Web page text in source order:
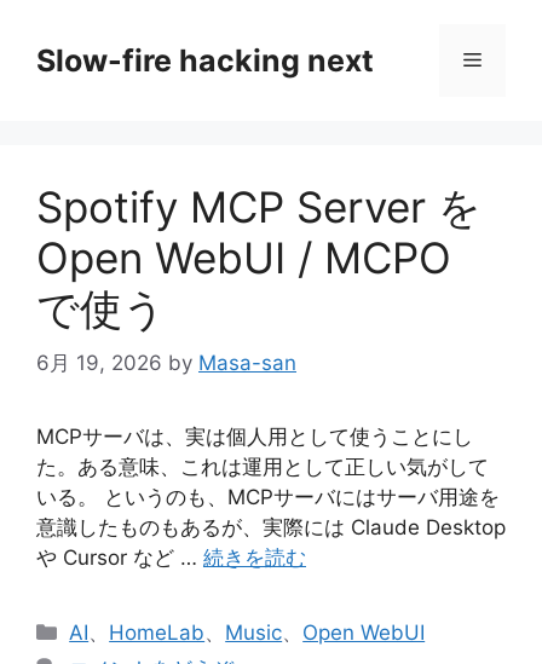
Slow-fire hacking next メ
Spotify MCP Server を
Open WebUI / MCPO
で使う
6月 19, 2026 by Masa-san
MCPサーバは、実は個人用として使うことにし
た。ある意味、これは運用として正しい気がして
いる。 というのも、MCPサーバにはサーバ用途を
意識したものもあるが、実際には Claude Desktop
や Cursor など … 続きを読む
カ
AI、 HomeLab、 Music、 Open WebUI